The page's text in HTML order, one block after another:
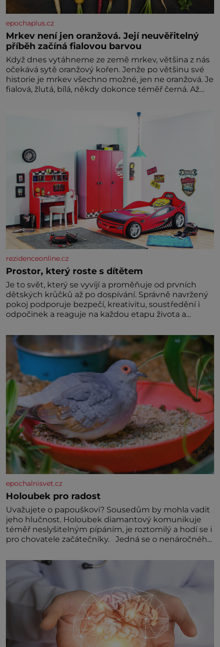
epochaplus.cz
Mrkev není jen oranžová. Její neuvěřitelný
příběh začíná fialovou barvou
Když dnes vytáhneme ze země mrkev, většina z nás
očekává sytě oranžový kořen. Jenže po většinu své
historie je mrkev všechno možné, jen ne oranžová. Je
fialová, žlutá, bílá, někdy dokonce téměř černá. Až
nedokážeme představit. Její příběh je
rezidenceonline.cz
Prostor, který roste s dítětem
Je to svět, který se vyvíjí a proměňuje od prvních
dětských krůčků až po dospívání. Správně navržený
pokoj podporuje bezpečí, kreativitu, soustředění i
odpočinek a reaguje na každou etapu života a
jednoduchost, měkkost a bezpečí, proto by pokoj
miminka měl působit především klidně a útulně.
Předškolní věk je
epochalnisvet.cz
Holoubek pro radost
Uvažujete o papouškovi? Sousedům by mohla vadit
jeho hlučnost. Holoubek diamantový komunikuje
téměř neslyšitelným pípáním, je roztomilý a hodí se i
pro chovatele začátečníky. Jedná se o nenáročného
Hodně času tráví na zemi, kde sbírá zbytky semínek
Jeho domovinou je prakticky celá Austrálie s
výjimkou pobřežní oblasti.